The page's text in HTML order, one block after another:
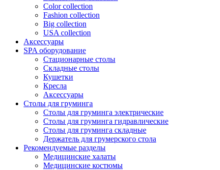
Color collection
Fashion collection
Big collection
USA collection
Аксессуары
SPA оборудование
Стационарные столы
Складные столы
Кушетки
Кресла
Аксессуары
Столы для груминга
Столы для груминга электрические
Столы для груминга гидравлические
Столы для груминга складные
Держатель для грумерского стола
Рекомендуемые разделы
Медицинские халаты
Медицинские костюмы